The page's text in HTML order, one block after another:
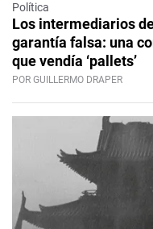
Política
Los intermediarios
garantía falsa: una
que vendía ‘pallets’
POR GUILLERMO DRAPER